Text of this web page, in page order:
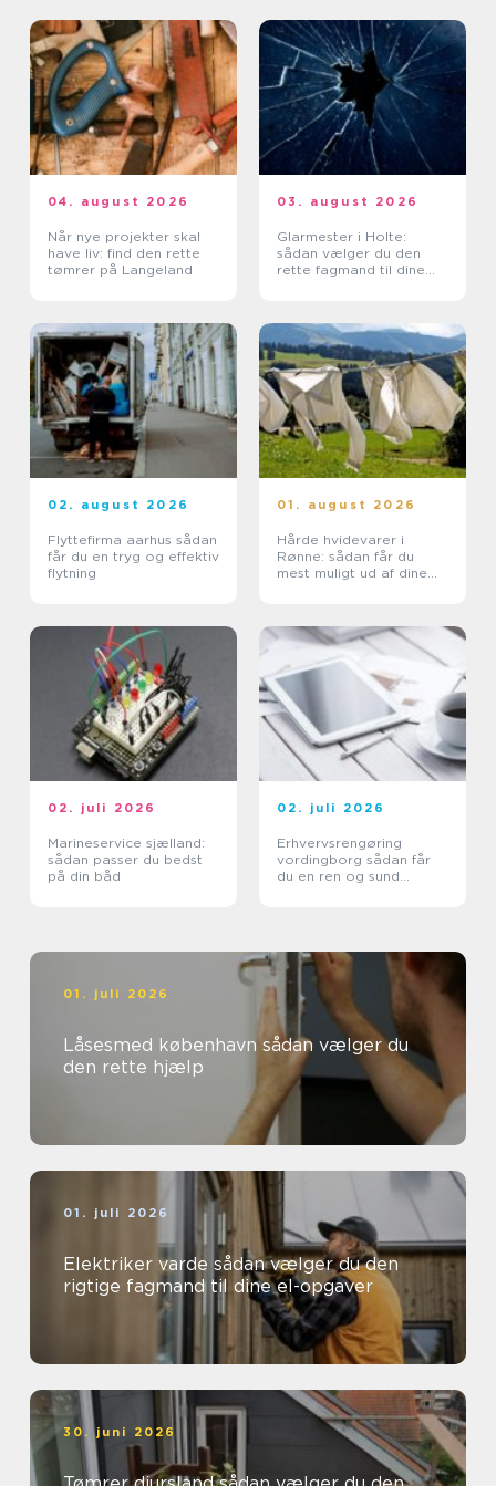
04. august 2026
Når nye projekter skal
have liv: find den rette
tømrer på Langeland
03. august 2026
Glarmester i Holte:
sådan vælger du den
rette fagmand til dine
02. august 2026
Flyttefirma aarhus sådan
får du en tryg og effektiv
flytning
01. august 2026
Hårde hvidevarer i
Rønne: sådan får du
mest muligt ud af dine
02. juli 2026
Marineservice sjælland:
sådan passer du bedst
på din båd
02. juli 2026
Erhvervsrengøring
vordingborg sådan får
du en ren og sund
01. juli 2026
Låsesmed københavn sådan vælger du
den rette hjælp
01. juli 2026
Elektriker varde sådan vælger du den
rigtige fagmand til dine el-opgaver
30. juni 2026